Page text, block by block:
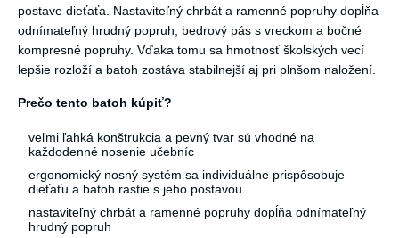
postave dieťaťa. Nastaviteľný chrbát a ramenné popruhy dopĺňa
odnímateľný hrudný popruh, bedrový pás s vreckom a bočné
kompresné popruhy. Vďaka tomu sa hmotnosť školských vecí
lepšie rozloží a batoh zostáva stabilnejší aj pri plnšom naložení.
Prečo tento batoh kúpiť?
veľmi ľahká konštrukcia a pevný tvar sú vhodné na
každodenné nosenie učebníc
ergonomický nosný systém sa individuálne prispôsobuje
dieťaťu a batoh rastie s jeho postavou
nastaviteľný chrbát a ramenné popruhy dopĺňa odnímateľný
hrudný popruh